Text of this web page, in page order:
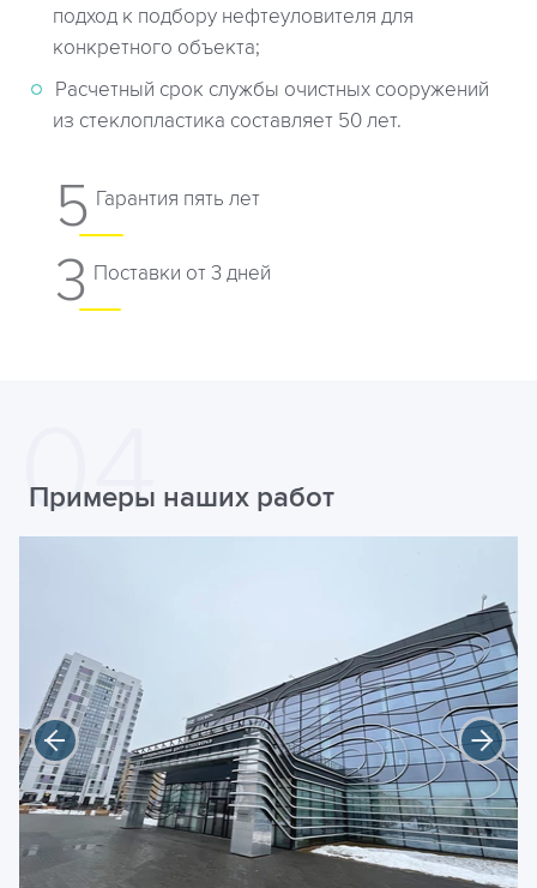
подход к подбору нефтеуловителя для
конкретного объекта;
Расчетный срок службы очистных сооружений
из стеклопластика составляет 50 лет.
5 Гарантия пять лет
3 Поставки от 3 дней
Примеры наших работ